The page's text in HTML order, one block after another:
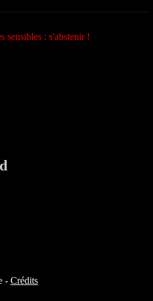
sensibles : s'abstenir !
- Crédits